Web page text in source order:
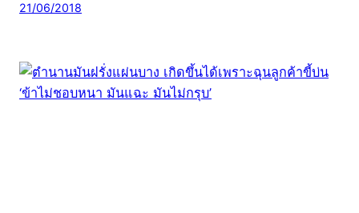
21/06/2018